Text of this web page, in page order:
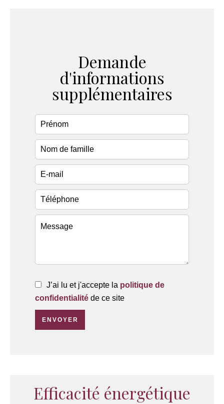
Demande
d'informations
supplémentaires
J’ai lu et j'accepte la politique de
confidentialité de ce site
ENVOYER
Efficacité énergétique